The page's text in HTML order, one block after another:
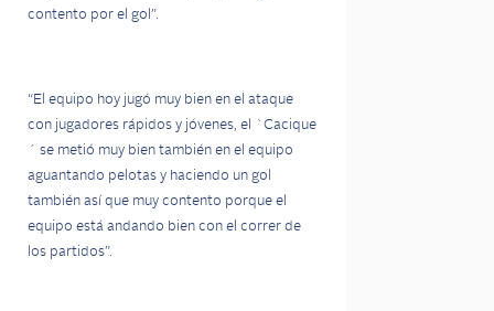
contento por el gol”.
“El equipo hoy jugó muy bien en el ataque
con jugadores rápidos y jóvenes, el `Cacique
´ se metió muy bien también en el equipo
aguantando pelotas y haciendo un gol
también así que muy contento porque el
equipo está andando bien con el correr de
los partidos”.